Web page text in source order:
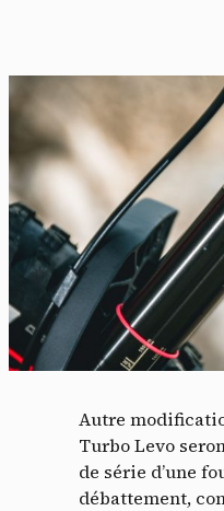
Autre
Turbo Levo
de série d’une
débattement,